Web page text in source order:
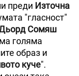
преди Източна
"гласност"
Сомяш
голяма
образ и
куче".